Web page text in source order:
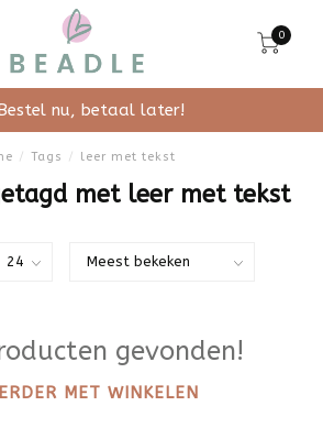
0
nu, betaal later!
/ Tags / leer met tekst
met leer met tekst
gevonden!
MET WINKELEN